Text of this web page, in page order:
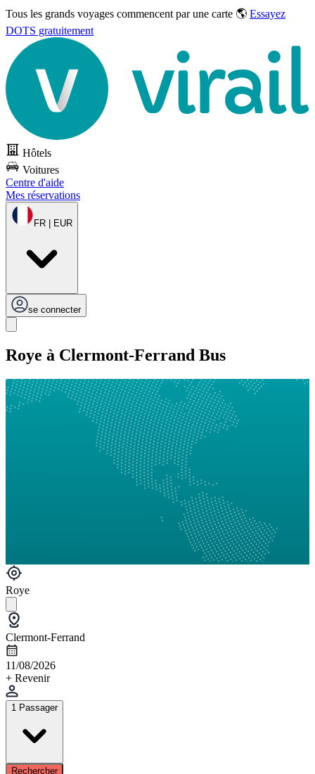
Tous les grands voyages commencent par une carte 🌎 Essayez
DOTS gratuitement
Hôtels
Voitures
Centre d'aide
Mes réservations
FR | EUR
se connecter
Roye à Clermont-Ferrand Bus
Roye
Clermont-Ferrand
11/08/2026
+ Revenir
1 Passager
Rechercher